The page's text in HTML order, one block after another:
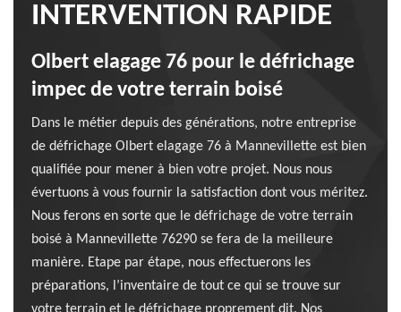
INTERVENTION RAPIDE
Olbert elagage 76 pour le défrichage
impec de votre terrain boisé
Dans le métier depuis des générations, notre entreprise
de défrichage Olbert elagage 76 à Mannevillette est bien
qualifiée pour mener à bien votre projet. Nous nous
évertuons à vous fournir la satisfaction dont vous méritez.
Nous ferons en sorte que le défrichage de votre terrain
boisé à Mannevillette 76290 se fera de la meilleure
manière. Etape par étape, nous effectuerons les
préparations, l’inventaire de tout ce qui se trouve sur